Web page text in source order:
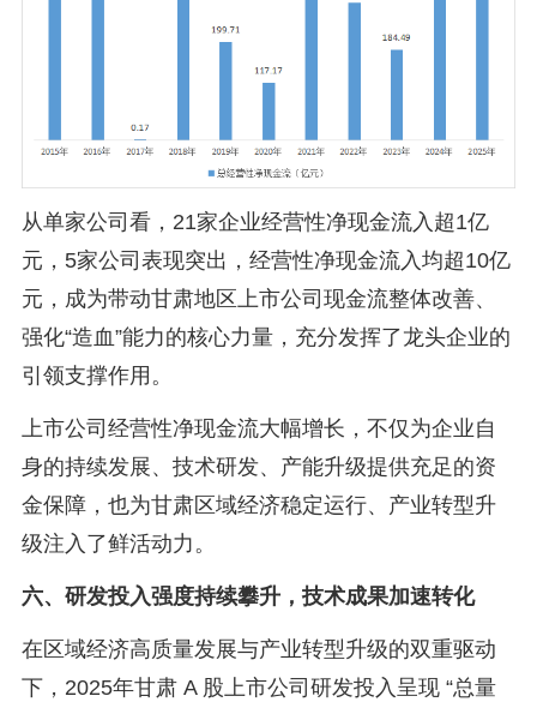
从单家公司看，21家企业经营性净现金流入超1亿
元，5家公司表现突出，经营性净现金流入均超10亿
元，成为带动甘肃地区上市公司现金流整体改善、
强化“造血”能力的核心力量，充分发挥了龙头企业的
引领支撑作用。
上市公司经营性净现金流大幅增长，不仅为企业自
身的持续发展、技术研发、产能升级提供充足的资
金保障，也为甘肃区域经济稳定运行、产业转型升
级注入了鲜活动力。
六、研发投入强度持续攀升，技术成果加速转化
在区域经济高质量发展与产业转型升级的双重驱动
下，2025年甘肃 A 股上市公司研发投入呈现 “总量